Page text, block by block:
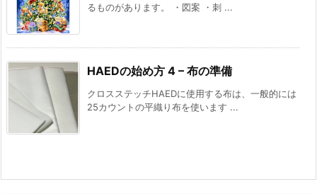
るものがあります。 ・図案 ・刺 ...
HAEDの始め方 4 – 布の準備
クロスステッチHAEDに使用する布は、一般的には
25カウントの平織り布を使います ...